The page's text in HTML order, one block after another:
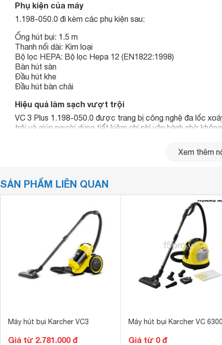
Phụ kiện của máy
1.198-050.0 đi kèm các phụ kiện sau:
Ống hút bụi: 1.5 m
Thanh nối dài: Kim loại
Bộ lọc HEPA: Bộ lọc Hepa 12 (EN1822:1998)
Bàn hút sàn
Đầu hút khe
Đầu hút bàn chải
Hiệu quả làm sạch vượt trội
VC 3 Plus 1.198-050.0 được trang bị công nghệ đa lốc
trội và giúp người dùng tiết kiệm chi phí vận hành nhờ
Xem thêm
SẢN PHẨM LIÊN QUAN
Máy hút bụi Karcher VC3
Giá từ 2.781.000 đ
Máy hút bụi Karcher VC
Giá từ 0 đ